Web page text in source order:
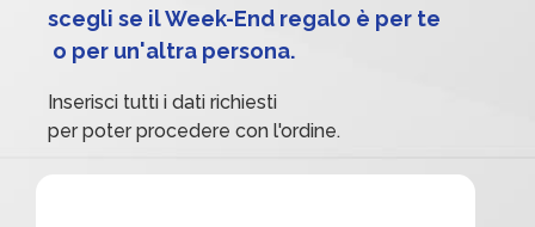
scegli se il Week-End regalo è per te
o per un'altra persona.
Inserisci tutti i dati richiesti
per poter procedere con l'ordine.